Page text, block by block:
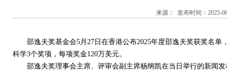
来源： 发布时间：2025-
邵逸夫奖基金会5月 27 日在香港公布2025年度邵逸夫奖获奖名单
科学3个奖项，每项奖金120万美元。
邵逸夫奖理事会主席、评审会副主席杨纲凯在当日举行的新闻发